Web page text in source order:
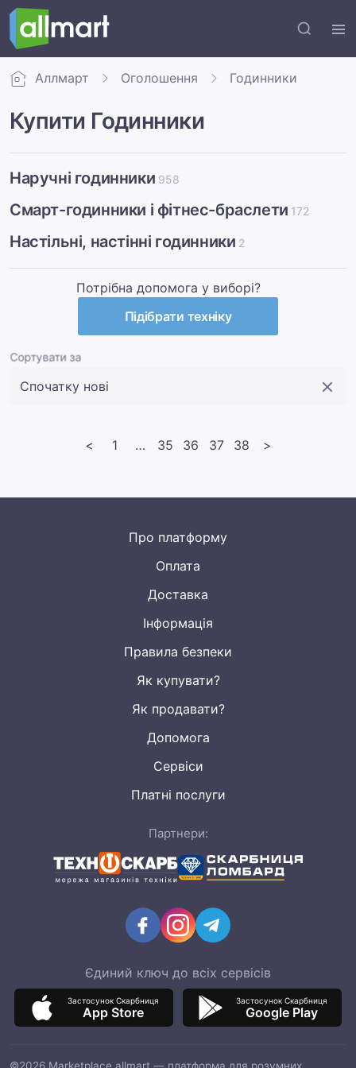
Аллмарт Оголошення Годинники
Купити Годинники
Наручні годинники 958
Смарт-годинники і фітнес-браслети 172
Настільні, настінні годинники 2
Потрібна допомога у виборі?
Підібрати техніку
Сортувати за
< 1 << 35 36 37 38 >
Про платформу
Оплата
Доставка
Інформація
Правила безпеки
Як купувати?
Як продавати?
Допомога
Сервіси
Платні послуги
Партнери:
Єдиний ключ до всіх сервісів
Застосунок Скарбниця
App Store
Застосунок Скарбниця
Google Play